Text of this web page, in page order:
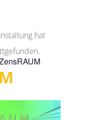
hat